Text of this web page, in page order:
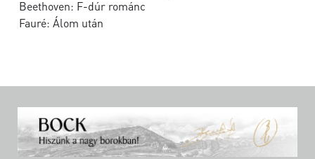
Beethoven: F-dúr románc
Fauré: Álom után